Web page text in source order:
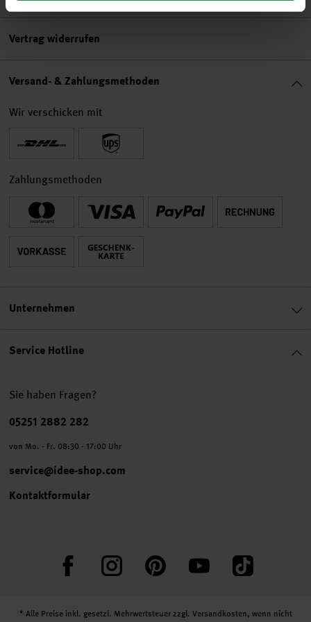
Service Hotline
Sie haben Fragen?
Telefonnummer
05251 2882 282
von Mo. - Fr. 08:30 - 17:00 Uhr
service@idee-shop.com
Kontaktformular
FacebookInstagram PinterestYouTube TikTok
Vertrag widerrufen
Versand- & Zahlungsmethoden
Wir verschicken mit
Zahlungsmethoden
Unternehmen
* Alle Preise inkl. gesetzl. Mehrwertsteuer zzgl. Versandkosten, wenn nicht